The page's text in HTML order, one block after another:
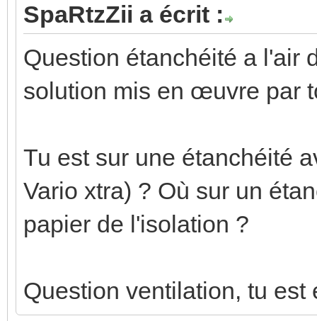
SpaRtzZii a écrit :
Question étanchéité a l'air
solution mis en œuvre par
Tu est sur une étanchéité
Vario xtra) ? Où sur un
papier de l'isolation ?
Question ventilation, tu